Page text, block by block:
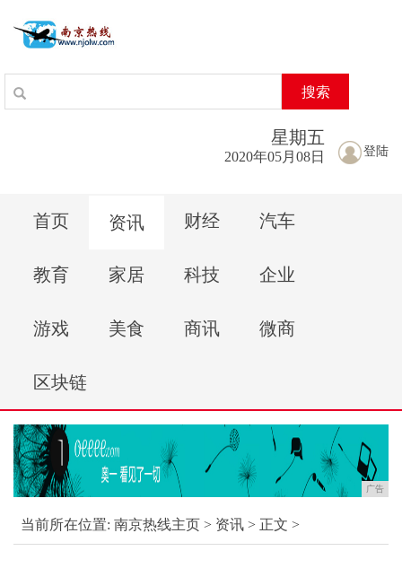
搜索
登陆
星期五
2020年05月08日
首页 资讯 财经 汽车
教育 家居 科技 企业
游戏 美食 商讯 微商
区块链
广告
当前所在位置: 南京热线主页 > 资讯 > 正文 >